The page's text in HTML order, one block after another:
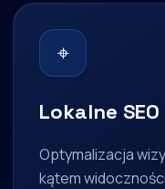
⌖
Lokalne SEO
Optymalizacja
kątem